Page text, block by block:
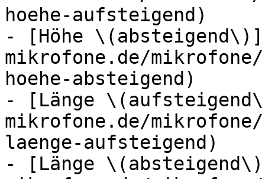
hoehe-aufsteigend)
- [Höhe
mikrofone.de/
hoehe-absteigend)
- [Länge
mikrofone.de/
laenge-aufsteigend)
- [Länge